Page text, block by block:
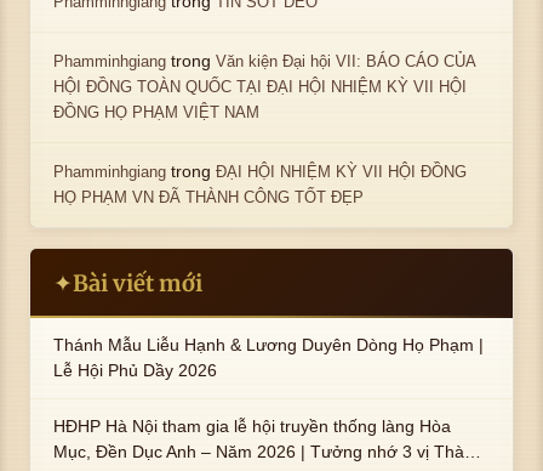
Phamminhgiang trongVăn kiện Đại hội VII: BÁO CÁO CỦA
HỘI ĐỒNG TOÀN QUỐC TẠI ĐẠI HỘI NHIỆM KỲ VII HỘI
ĐỒNG HỌ PHẠM VIỆT NAM
Phamminhgiang trongĐẠI HỘI NHIỆM KỲ VII HỘI ĐỒNG
HỌ PHẠM VN ĐÃ THÀNH CÔNG TỐT ĐẸP
✦Bài viết mới
Thánh Mẫu Liễu Hạnh & Lương Duyên Dòng Họ Phạm |
Lễ Hội Phủ Dầy 2026
HĐHP Hà Nội tham gia lễ hội truyền thống làng Hòa
Mục, Đền Dục Anh – Năm 2026 | Tưởng nhớ 3 vị Thành